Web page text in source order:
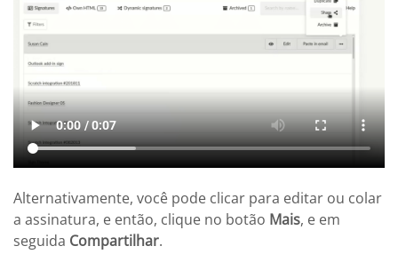
Alternativamente, você pode clicar para editar ou colar
a assinatura, e então, clique no botão Mais, e em
seguida Compartilhar.